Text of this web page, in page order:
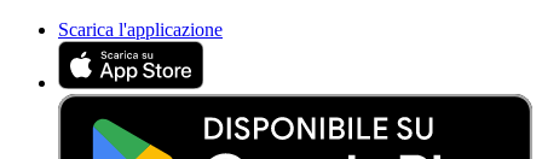
Scarica l'applicazione